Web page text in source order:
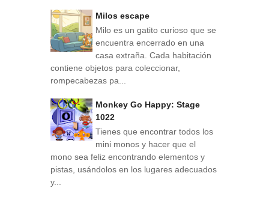
Milos escape
Milo es un gatito curioso que se
encuentra encerrado en una
casa extraña. Cada habitación
contiene objetos para coleccionar,
rompecabezas pa...
Monkey Go Happy: Stage
1022
Tienes que encontrar todos los
mini monos y hacer que el
mono sea feliz encontrando elementos y
pistas, usándolos en los lugares adecuados
y...